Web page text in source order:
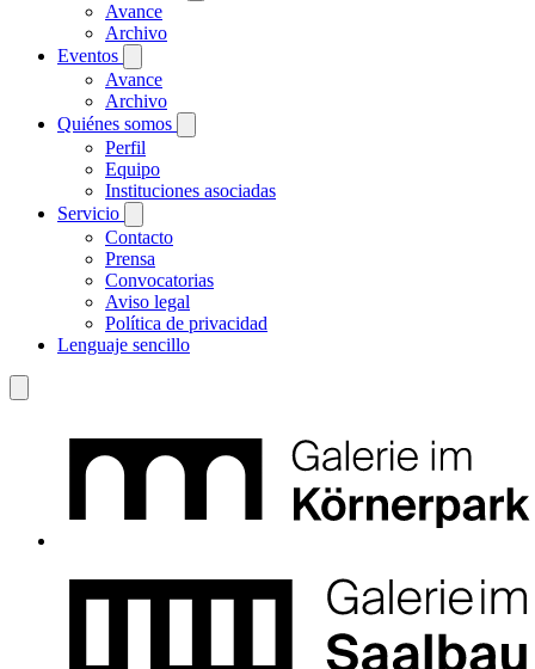
Avance
Archivo
Eventos
Avance
Archivo
Quiénes somos
Perfil
Equipo
Instituciones asociadas
Servicio
Contacto
Prensa
Convocatorias
Aviso legal
Política de privacidad
Lenguaje sencillo